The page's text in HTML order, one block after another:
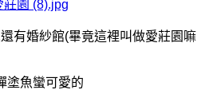
有婚紗館(畢竟這裡叫做愛莊園嘛
塗魚蠻可愛的